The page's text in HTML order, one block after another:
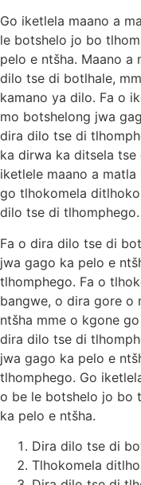
Go iketlela maano a
le botshelo jo bo
pelo e ntšha. Maano
dilo tse di botlhale,
kamano ya dilo. Fa o
mo botshelong jwa
dira dilo tse di
ka dirwa ka ditsela
iketlele maano a
go tlhokomela
dilo tse di tlhomphego.
Fa o dira dilo tse di
jwa gago ka pelo e
tlhomphego. Fa o
bangwe, o dira gore o
ntšha mme o kgone
dira dilo tse di
jwa gago ka pelo e
tlhomphego. Go
o be le botshelo jo bo
ka pelo e ntšha.
Dira dilo tse di
Tlhokomela